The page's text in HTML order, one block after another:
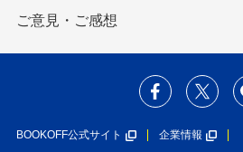
ご意見・ご感想
BOOKOFF公式サイト 企業情報